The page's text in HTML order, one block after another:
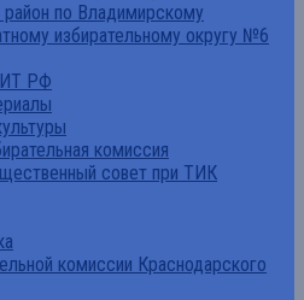
район по Владимирскому
избирательному округу №6
РФ
комиссия
совет при ТИК
комиссии Краснодарского